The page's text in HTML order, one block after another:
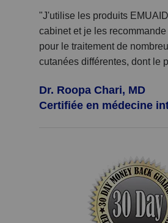
"J'utilise les produits EMUAID
cabinet et je les
pour le traitement de
cutanées différentes, dont le
Dr. Roopa Chari, MD
Certifiée en médecine